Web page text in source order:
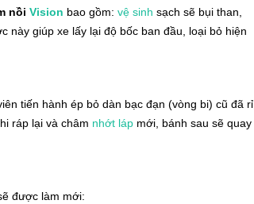
nồi Vision bao gồm: vệ sinh sạch sẽ bụi than,
này giúp xe lấy lại độ bốc ban đầu, loại bỏ hiện
tiến hành ép bỏ dàn bạc đạn (vòng bi) cũ đã rỉ
ráp lại và châm nhớt láp mới, bánh sau sẽ quay
được làm mới: